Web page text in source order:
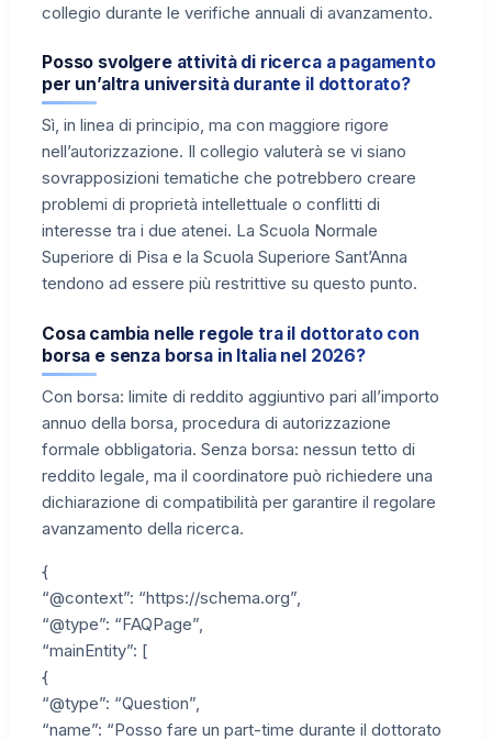
collegio durante le verifiche annuali di avanzamento.
Posso svolgere attività di ricerca a pagamento
per un’altra università durante il dottorato?
Sì, in linea di principio, ma con maggiore rigore
nell’autorizzazione. Il collegio valuterà se vi siano
sovrapposizioni tematiche che potrebbero creare
problemi di proprietà intellettuale o conflitti di
interesse tra i due atenei. La Scuola Normale
Superiore di Pisa e la Scuola Superiore Sant’Anna
tendono ad essere più restrittive su questo punto.
Cosa cambia nelle regole tra il dottorato con
borsa e senza borsa in Italia nel 2026?
Con borsa: limite di reddito aggiuntivo pari all’importo
annuo della borsa, procedura di autorizzazione
formale obbligatoria. Senza borsa: nessun tetto di
reddito legale, ma il coordinatore può richiedere una
dichiarazione di compatibilità per garantire il regolare
avanzamento della ricerca.
{
“@context”: “https://schema.org”,
“@type”: “FAQPage”,
“mainEntity”: [
{
“@type”: “Question”,
“name”: “Posso fare un part-time durante il dottorato